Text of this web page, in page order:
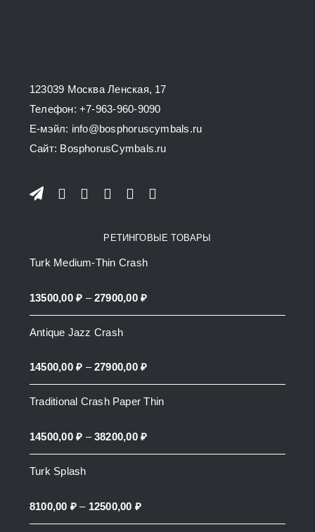
on
the
product
page
123039 Москва Ленская, 17
Телефон: +7-963-960-9090
E-мэйл: info@bosphoruscymbals.ru
Сайт: BosphorusСymbals.ru
РЕТИНГОВЫЕ ТОВАРЫ
Turk Medium-Thin Crash
13500,00₽ – 27900,00 ₽Price
range:
Antique Jazz Crash
14500,00₽ – 27900,00 ₽Price
range:
14500,00 ₽
Traditional Crash Paper Thin
14500,00₽ – 38200,00 ₽Price
range:
Turk Splash
8100,00 ₽ – 12500,00 ₽Price
range: